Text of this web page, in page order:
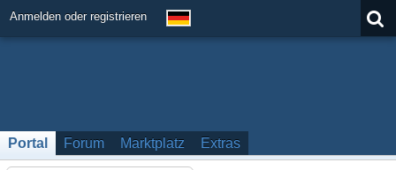
Anmelden oder registrieren
Portal Forum Marktplatz Extras